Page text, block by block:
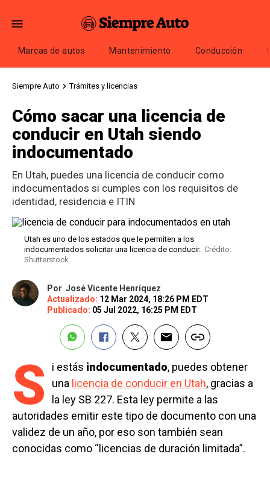
Marcas de autos Mantenimiento Conducción
Siempre Auto Trámites y licencias
Cómo sacar una licencia de
conducir en Utah siendo
indocumentado
En Utah, puedes una licencia de conducir como
indocumentados si cumples con los requisitos de
identidad, residencia e ITIN
Utah es uno de los estados que le permiten a los
indocumentados solicitar una licencia de conducir. Crédito:
Shutterstock
Por José Vicente Henríquez
Actualizado: 12 Mar 2024, 18:26 PM EDT
Publicado: 05 Jul 2022, 16:25 PM EDT
S i estás indocumentado, puedes obtener
una licencia de conducir en Utah, gracias a
la ley SB 227. Esta ley permite a las
autoridades emitir este tipo de documento con una
validez de un año, por eso son también sean
conocidas como “licencias de duración limitada”.